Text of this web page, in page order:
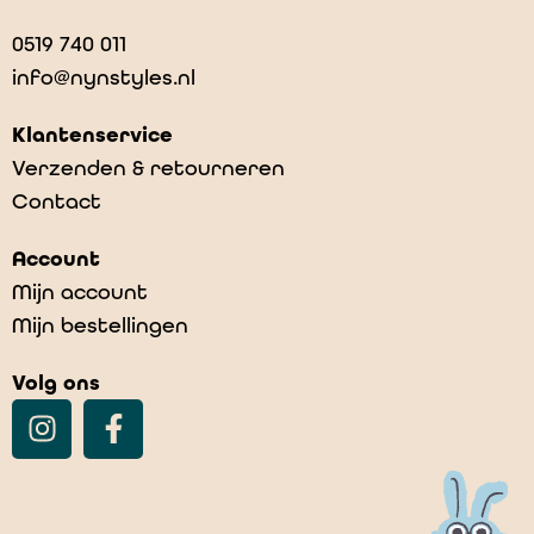
0519 740 011
info@nynstyles.nl
Klantenservice
Verzenden & retourneren
Contact
Account
Mijn account
Mijn bestellingen
Volg ons